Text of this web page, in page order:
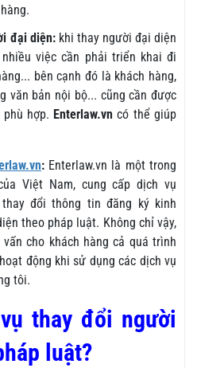
đại diện:khi thay người đại diện
việc cần phải triển khai đi
bên cạnh đó là khách hàng,
văn bản nội bộ... cũng cần được
hợp. Enterlaw.vn có thể giúp
:Enterlaw.vn là một trong
Việt Nam, cung cấp dịch vụ
đổi thông tin đăng ký kinh
theo pháp luật. Không chỉ vậy,
cho khách hàng cả quá trình
động khi sử dụng các dịch vụ
tôi.
thay đổi người
luật?